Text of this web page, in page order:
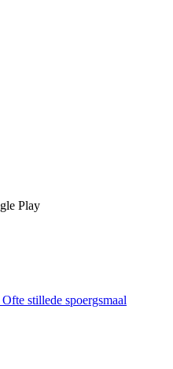
Play
Ofte stillede spoergsmaal